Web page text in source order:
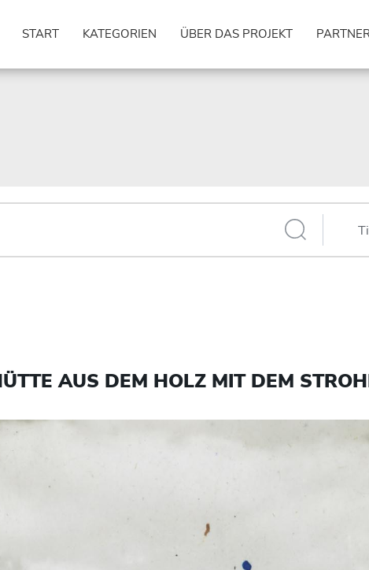
START KATEGORIEN ÜBER DAS PROJEKT
AUS DEM HOLZ MIT DEM